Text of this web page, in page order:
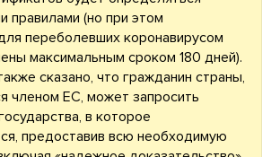
правилами (но при этом
переболевших коронавирусом
максимальным сроком 180 дней).
сказано, что гражданин страны,
членом ЕС, может запросить
в которое
предоставив всю необходимую